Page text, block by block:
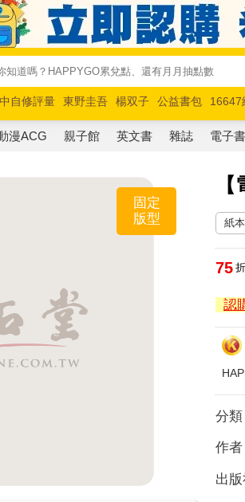
自修評量 東野圭吾 楊双子 公益書包 16647
花綻放
奧德賽 路邊攤新作 馬斯克 玩具總
漫ACG 親子館 英文書 雜誌 電子書
固定
版型
紙
75 折
認
分類
作者
出版